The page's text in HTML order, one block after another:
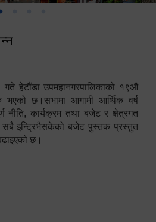
हेटौंडा उपमहानगरपालिकाको १९औं
छ।सभामा आगामी आर्थिक वर्ष
नीति, कार्यक्रम तथा बजेट र क्षेत्रगत
सबै इन्ट्रिभैसकेको बजेट पुस्तक प्रस्तुत
छ।